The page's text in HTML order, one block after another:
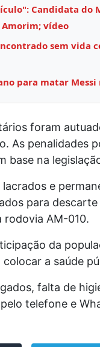
Candidata do
vídeo
sem vida
para matar Messi
foram
As penalidades
base na
e
para descarte
rodovia AM-010.
da
a saúde
falta de
telefone e